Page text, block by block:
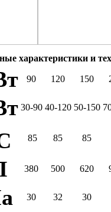
характеристики и
90 120 150
30-90 40-120 50-150
85 85 85
380 500 620
30 32 30